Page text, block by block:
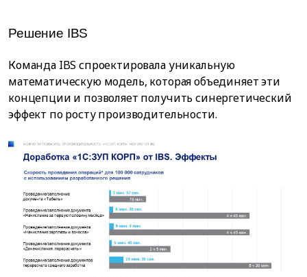
Решение IBS
Команда IBS спроектировала уникальную
математическую модель, которая объединяет эти
концепции и позволяет получить синергетический
эффект по росту производительности.